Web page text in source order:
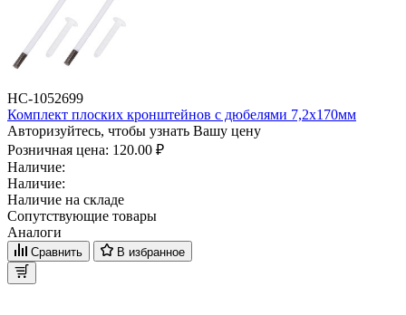
НС-1052699
Комплект плоских кронштейнов с дюбелями 7,2х170мм
Авторизуйтесь, чтобы узнать Вашу цену
Розничная цена: 120.00 ₽
Наличие:
Наличие:
Наличие на складе
Сопутствующие товары
Аналоги
Сравнить В избранное